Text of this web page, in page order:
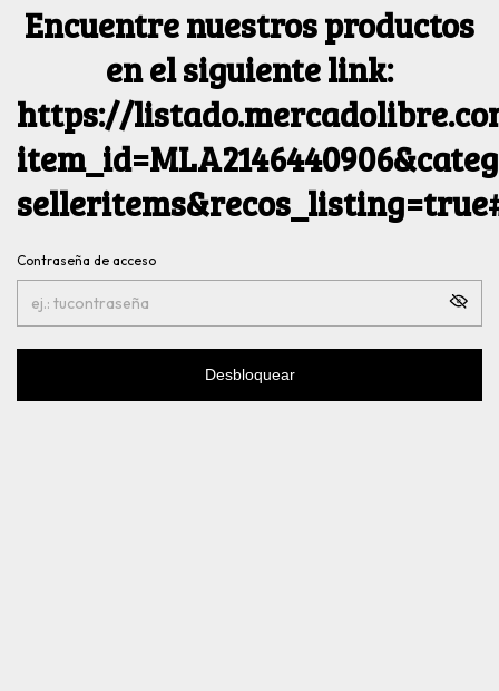
Encuentre nuestros productos
en el siguiente link:
https://
Contraseña de acceso
Desbloquear